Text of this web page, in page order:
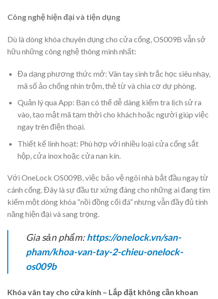
Công nghệ hiện đại và tiện dụng
Dù là dòng khóa chuyên dụng cho cửa cổng, OS009B vẫn sở
hữu những công nghệ thông minh nhất:
Đa dạng phương thức mở: Vân tay sinh trắc học siêu nhạy,
mã số ảo chống nhìn trộm, thẻ từ và chìa cơ dự phòng.
Quản lý qua App: Bạn có thể dễ dàng kiểm tra lịch sử ra
vào, tạo mật mã tạm thời cho khách hoặc người giúp việc
ngay trên điện thoại.
Thiết kế linh hoạt: Phù hợp với nhiều loại cửa cổng sắt
hộp, cửa inox hoặc cửa nan kín.
Với OneLock OS009B, việc bảo vệ ngôi nhà bắt đầu ngay từ
cánh cổng. Đây là sự đầu tư xứng đáng cho những ai đang tìm
kiếm một dòng khóa “nồi đồng cối đá” nhưng vẫn đầy đủ tính
năng hiện đại và sang trọng.
Gia sản phẩm:https://onelock.vn/san-
pham/khoa-van-tay-2-chieu-onelock-
os009b
Khóa vân tay cho cửa kính – Lắp đặt không cần khoan